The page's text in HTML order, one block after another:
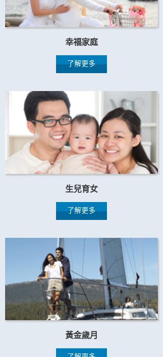
幸福家庭
了解更多
生兒育女
了解更多
黃金歲月